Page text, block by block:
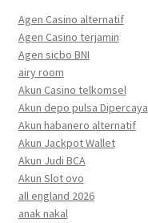
Agen Casino alternatif
Agen Casino terjamin
Agen sicbo BNI
airy room
Akun Casino telkomsel
Akun depo pulsa Dipercaya
Akun habanero alternatif
Akun Jackpot Wallet
Akun Judi BCA
Akun Slot ovo
all england 2026
anak nakal